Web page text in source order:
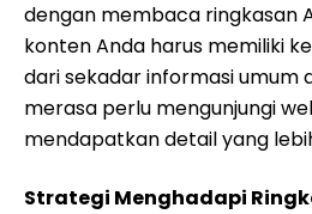
dengan membaca ringkasan
konten Anda harus memiliki
dari sekadar informasi umum
merasa perlu mengunjungi
mendapatkan detail yang
Strategi Menghadapi